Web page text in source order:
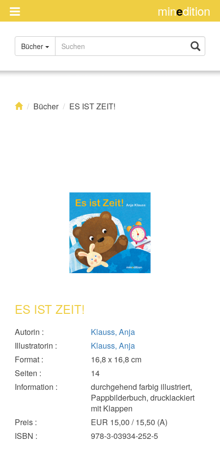
minedition
Impressum
Über
Rights
Bücher
Bücher ES IST ZEIT!
ES IST ZEIT!
Autorin :
Klauss, Anja
Illustratorin :
Klauss, Anja
Format :
16,8 x 16,8 cm
Seiten :
14
Information :
durchgehend farbig illustriert,
Pappbilderbuch, drucklackiert
mit Klappen
Preis :
EUR 15,00 / 15,50 (A)
ISBN : 978-3-03934-252-5